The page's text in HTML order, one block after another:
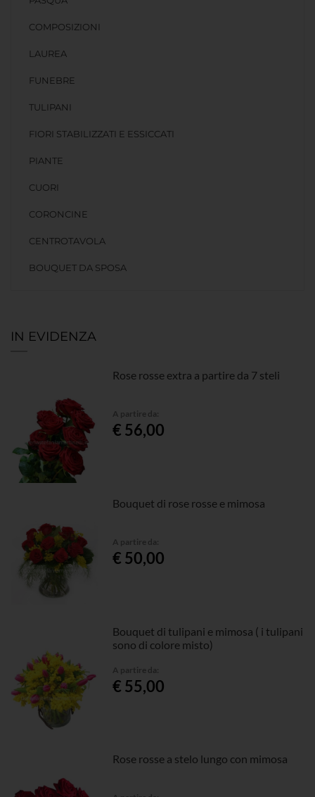
COMPOSIZIONI
LAUREA
FUNEBRE
TULIPANI
FIORI STABILIZZATI E ESSICCATI
PIANTE
CUORI
CORONCINE
CENTROTAVOLA
BOUQUET DA SPOSA
IN EVIDENZA
Rose rosse extra a partire da 7 steli
A partire da:
€ 56,00
Bouquet di rose rosse e mimosa
A partire da:
€ 50,00
Bouquet di tulipani e mimosa ( i tulipani
sono di colore misto)
A partire da:
€ 55,00
Rose rosse a stelo lungo con mimosa